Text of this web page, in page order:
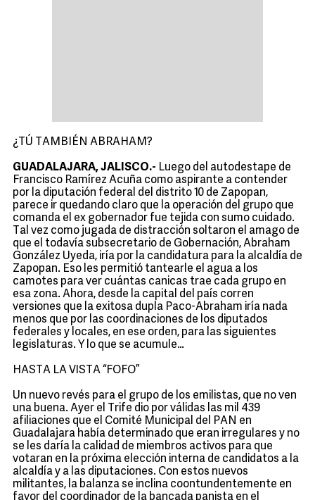
¿TÚ TAMBIÉN ABRAHAM?
GUADALAJARA, JALISCO.- Luego del autodestape de
Francisco Ramírez Acuña como aspirante a contender
por la diputación federal del distrito 10 de Zapopan,
parece ir quedando claro que la operación del grupo que
comanda el ex gobernador fue tejida con sumo cuidado.
Tal vez como jugada de distracción soltaron el amago de
que el todavía subsecretario de Gobernación, Abraham
González Uyeda, iría por la candidatura para la alcaldía de
Zapopan. Eso les permitió tantearle el agua a los
camotes para ver cuántas canicas trae cada grupo en
esa zona. Ahora, desde la capital del país corren
versiones que la exitosa dupla Paco-Abraham iría nada
menos que por las coordinaciones de los diputados
federales y locales, en ese orden, para las siguientes
legislaturas. Y lo que se acumule…
HASTA LA VISTA “FOFO”
Un nuevo revés para el grupo de los emilistas, que no ven
una buena. Ayer el Trife dio por válidas las mil 439
afiliaciones que el Comité Municipal del PAN en
Guadalajara había determinado que eran irregulares y no
se les daría la calidad de miembros activos para que
votaran en la próxima elección interna de candidatos a la
alcaldía y a las diputaciones. Con estos nuevos
militantes, la balanza se inclina coontundentemente en
favor del coordinador de la bancada panista en el